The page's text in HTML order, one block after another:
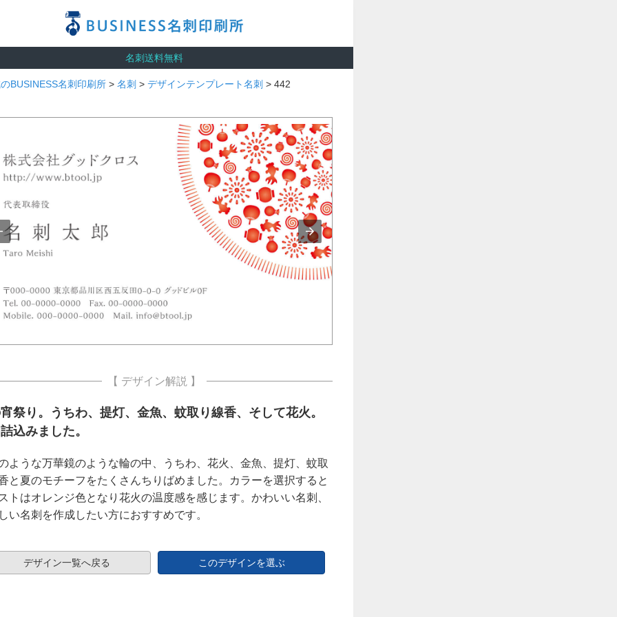
名刺送料無料
BUSINESS名刺印刷所 > 名刺 > デザインテンプレート名刺 > 442
【 デザイン解説 】
祭り。うちわ、提灯、金魚、蚊取り線香、そして花火。
込みました。
ような万華鏡のような輪の中、うちわ、花火、金魚、提灯、蚊取
と夏のモチーフをたくさんちりばめました。カラーを選択すると
トはオレンジ色となり花火の温度感を感じます。かわいい名刺、
い名刺を作成したい方におすすめです。
デザイン一覧へ戻る このデザインを選ぶ